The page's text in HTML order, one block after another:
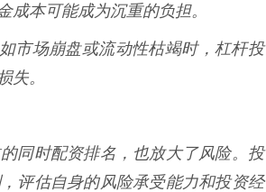
本可能成为沉重的负担。
市场崩盘或流动性枯竭时，杠杆投
失。
同时配资排名，也放大了风险。投
评估自身的风险承受能力和投资经